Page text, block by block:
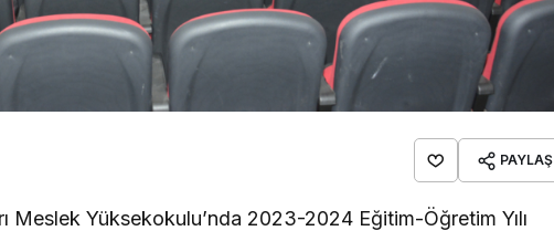
PAYLAŞ
Meslek Yüksekokulu’nda 2023-2024 Eğitim-Öğretim Yılı